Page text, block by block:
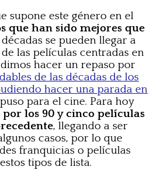
supone este género en el
que han sido mejores que
se pueden llegar a
las películas centradas en
hacer un repaso por
de las décadas de los
hacer una parada en
para el cine. Para hoy
los 90 y cinco películas
, llegando a ser
casos, por lo que
franquicias o películas
tipos de lista.